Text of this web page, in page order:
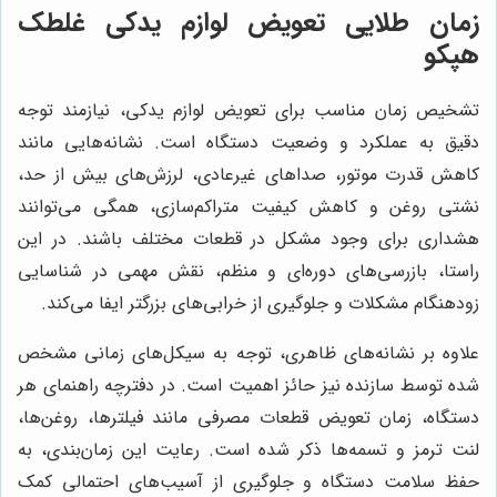
زمان طلایی تعویض لوازم یدکی غلطک
هپکو
تشخیص زمان مناسب برای تعویض لوازم یدکی، نیازمند توجه
دقیق به عملکرد و وضعیت دستگاه است. نشانه‌هایی مانند
کاهش قدرت موتور، صداهای غیرعادی، لرزش‌های بیش از حد،
نشتی روغن و کاهش کیفیت متراکم‌سازی، همگی می‌توانند
هشداری برای وجود مشکل در قطعات مختلف باشند. در این
راستا، بازرسی‌های دوره‌ای و منظم، نقش مهمی در شناسایی
زودهنگام مشکلات و جلوگیری از خرابی‌های بزرگتر ایفا می‌کند.
علاوه بر نشانه‌های ظاهری، توجه به سیکل‌های زمانی مشخص
شده توسط سازنده نیز حائز اهمیت است. در دفترچه راهنمای هر
دستگاه، زمان تعویض قطعات مصرفی مانند فیلترها، روغن‌ها،
لنت ترمز و تسمه‌ها ذکر شده است. رعایت این زمان‌بندی، به
حفظ سلامت دستگاه و جلوگیری از آسیب‌های احتمالی کمک